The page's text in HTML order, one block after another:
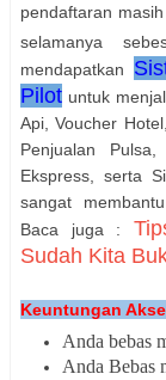
pendaftaran
selamanya
mendapatkan
Pilot untuk
Api, Voucher
Penjualan
Ekspress, serta
sangat
Baca juga :
Sudah Kita
Keuntungan
Anda bebas
Anda Bebas